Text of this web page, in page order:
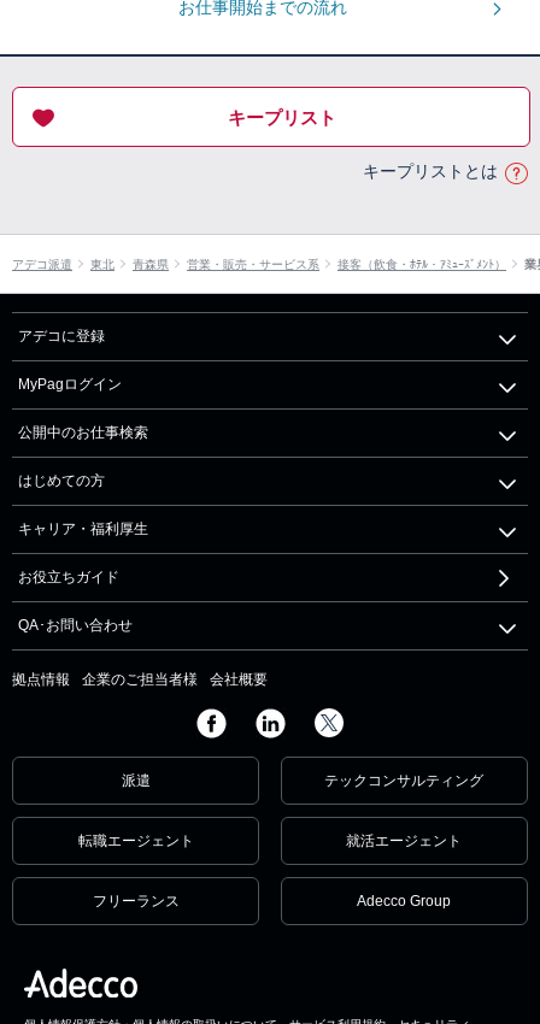
お仕事開始までの流れ
キープリスト
キープリストとは
アデコ派遣 東北 青森県 営業・販売・サービス系 接客（飲食・ﾎﾃﾙ・ｱﾐｭｰｽﾞﾒﾝﾄ） 業
アデコに登録
MyPagログイン
公開中のお仕事検索
はじめての方
キャリア・福利厚生
お役立ちガイド
QA･お問い合わせ
拠点情報 企業のご担当者様 会社概要
派遣 テックコンサルティング
転職エージェント 就活エージェント
フリーランス Adecco Group